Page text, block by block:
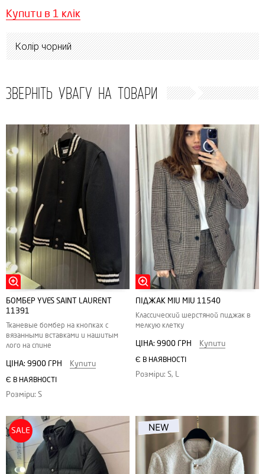
Купити в 1 клік
Колір чорний
ЗВЕРНІТЬ УВАГУ НА ТОВАРИ
БОМБЕР YVES SAINT LAURENT
11391
Тканевые бомбер на кнопках с
вязанными вставками и нашитым
лого на спине
ЦІНА: 9900 ГРН Купити
Є В НАЯВНОСТІ
Розміри: S
ПІДЖАК MIU MIU 11540
Классический шерстяной пиджак в
мелкую клетку
ЦІНА: 9900 ГРН Купити
Є В НАЯВНОСТІ
Розміри: S, L
SALE